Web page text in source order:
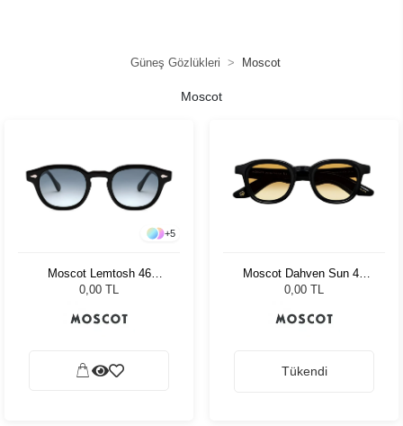
Güneş Gözlükleri Moscot
Moscot
+5
Moscot Lemtosh 46
Tortoise American Grey
0,00 TL
Moscot Dahven Sun 47
Black Chestnut Fade
0,00 TL
Tükendi